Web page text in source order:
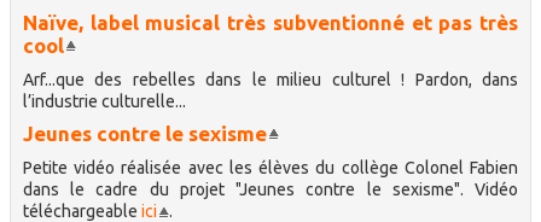
Naïve, label musical très subventionné et pas très
cool
Arf...que des rebelles dans le milieu culturel ! Pardon, dans
l’industrie culturelle...
Jeunes contre le sexisme
Petite vidéo réalisée avec les élèves du collège Colonel Fabien
dans le cadre du projet "Jeunes contre le sexisme". Vidéo
téléchargeable ici .